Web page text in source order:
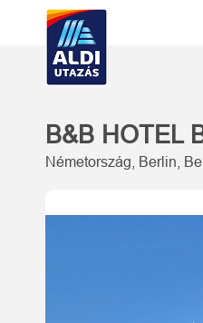
B&B HOTEL
Németország, Berlin,